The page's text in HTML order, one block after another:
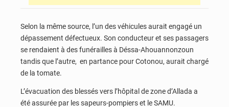
Selon la même source, l’un des véhicules aurait engagé un
dépassement défectueux. Son conducteur et ses passagers
se rendaient à des funérailles à Déssa-Ahouannonzoun
tandis que l’autre, en partance pour Cotonou, aurait chargé
de la tomate.
L’évacuation des blessés vers l’hôpital de zone d’Allada a
été assurée par les sapeurs-pompiers et le SAMU.